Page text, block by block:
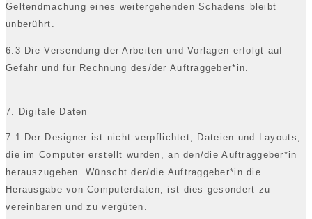
Geltendmachung eines weitergehenden Schadens bleibt
unberührt.
6.3 Die Versendung der Arbeiten und Vorlagen erfolgt auf
Gefahr und für Rechnung des/der Auftraggeber*in.
7. Digitale Daten
7.1 Der Designer ist nicht verpflichtet, Dateien und Layouts,
die im Computer erstellt wurden, an den/die Auftraggeber*in
herauszugeben. Wünscht der/die Auftraggeber*in die
Herausgabe von Computerdaten, ist dies gesondert zu
vereinbaren und zu vergüten.